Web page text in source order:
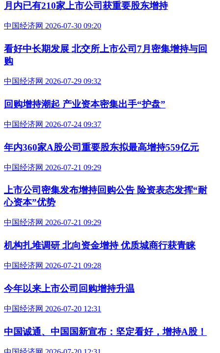
月内已有210家上市公司获重要股东增持
中国经济网 2026-07-30 09:20
看好中长期发展 北交所上市公司7月密集增持与回
购
中国经济网 2026-07-29 09:32
回购增持潮起 产业资本密集出手“护盘”
中国经济网 2026-07-24 09:37
年内360家A股公司重要股东拟最高增持559亿元
中国经济网 2026-07-21 09:29
上市公司密集发布增持回购公告 险资表态发挥“耐
心资本”优势
中国经济网 2026-07-21 09:29
机构扎堆调研 北向资金增持 优质城商行获青睐
中国经济网 2026-07-21 09:28
今年以来上市公司回购增持升温
中国经济网 2026-07-20 12:31
中国诚通、中国国新宣布：坚定看好，增持A股！